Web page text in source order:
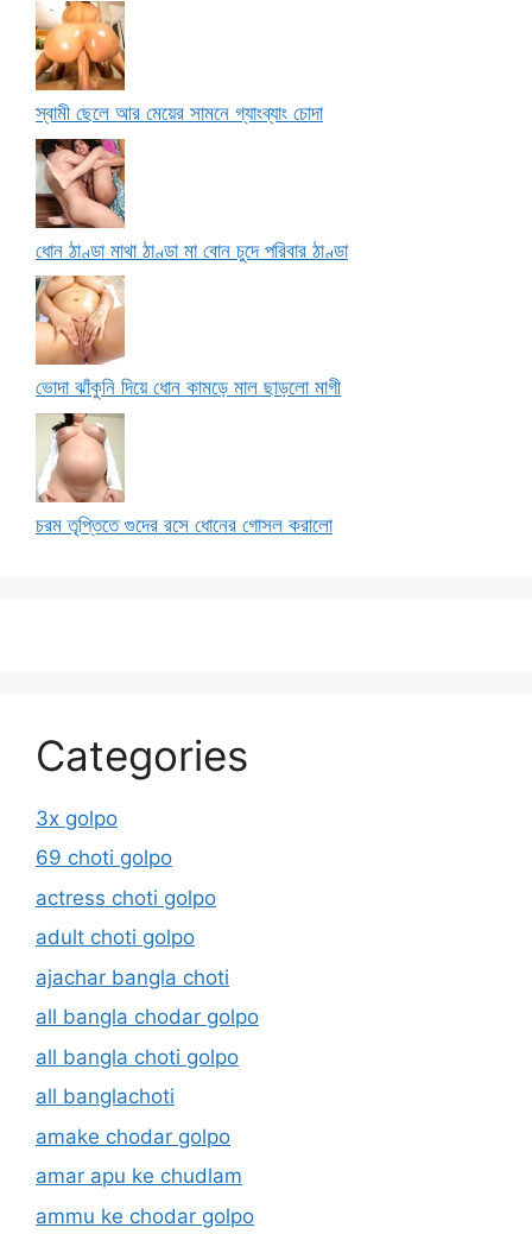
স্বামী ছেলে আর মেয়ের সামনে গ্যাংব্যাং চোদা
ধোন ঠাণ্ডা মাথা ঠাণ্ডা মা বোন চুদে পরিবার ঠাণ্ডা
ভোদা ঝাঁকুনি দিয়ে ধোন কামড়ে মাল ছাড়লো মাগী
চরম তৃপ্তিতে গুদের রসে ধোনের গোসল করালো
Categories
3x golpo
69 choti golpo
actress choti golpo
adult choti golpo
ajachar bangla choti
all bangla chodar golpo
all bangla choti golpo
all banglachoti
amake chodar golpo
amar apu ke chudlam
ammu ke chodar golpo